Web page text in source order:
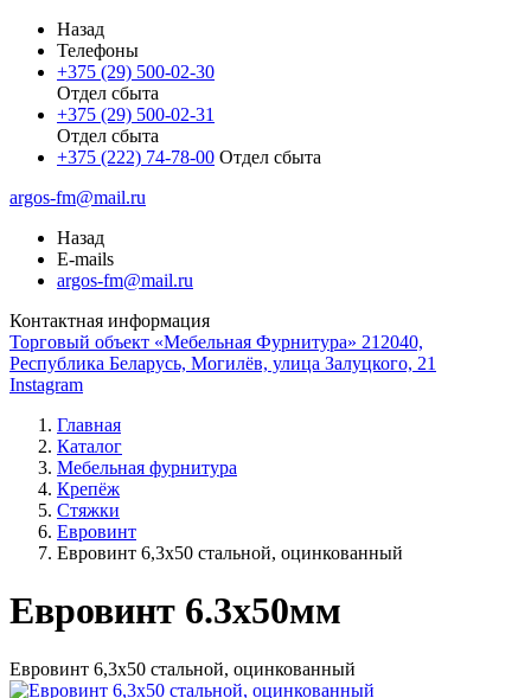
Назад
Телефоны
+375 (29) 500-02-30
Отдел сбыта
+375 (29) 500-02-31
Отдел сбыта
+375 (222) 74-78-00 Отдел сбыта
argos-fm@mail.ru
Назад
E-mails
argos-fm@mail.ru
Контактная информация
Торговый объект «Мебельная Фурнитура» 212040,
Республика Беларусь, Могилёв, улица Залуцкого, 21
Instagram
Главная
Каталог
Мебельная фурнитура
Крепёж
Стяжки
Евровинт
Евровинт 6,3х50 стальной, оцинкованный
Евровинт 6.3x50мм
Евровинт 6,3х50 стальной, оцинкованный